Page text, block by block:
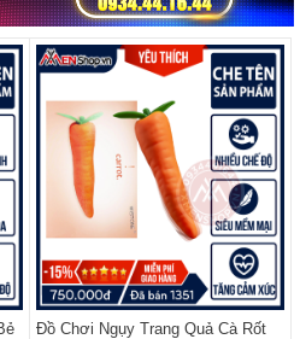
Đồ Chơi Ngụy Trang Quả Cà Rốt